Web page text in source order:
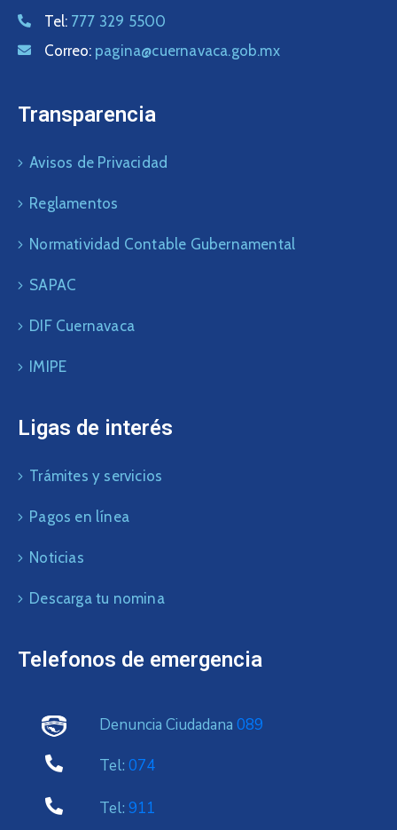
Tel: 777 329 5500
Correo: pagina@cuernavaca.gob.mx
Transparencia
Avisos de Privacidad
Reglamentos
Normatividad Contable Gubernamental
SAPAC
DIF Cuernavaca
IMIPE
Ligas de interés
Trámites y servicios
Pagos en línea
Noticias
Descarga tu nomina
Telefonos de emergencia
Denuncia Ciudadana 089
Tel: 074
Tel: 911